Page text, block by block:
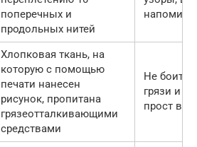
поперечных и
продольных нитей
Хлопковая ткань, на
которую с помощью
печати нанесен
рисунок, пропитана
грязеотталкивающими
средствами
Не
грязи и
прост в